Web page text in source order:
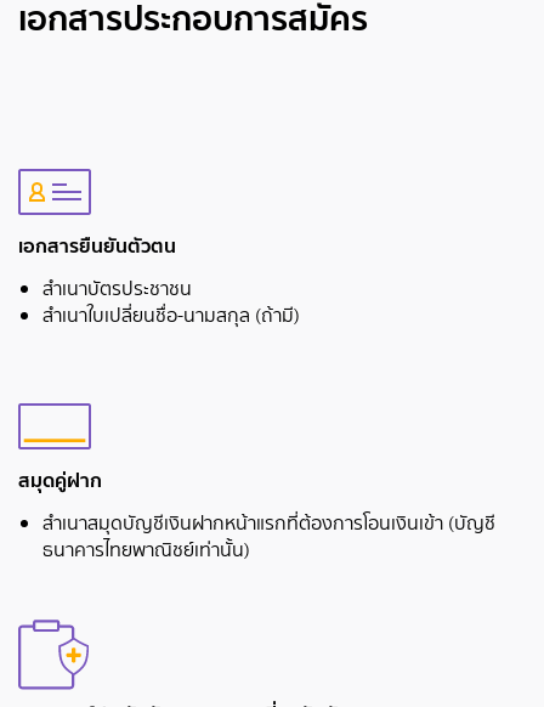
เอกสารประกอบการสมัคร
เอกสารยืนยันตัวตน
สำเนาบัตรประชาชน
สำเนาใบเปลี่ยนชื่อ-นามสกุล (ถ้ามี)
สมุดคู่ฝาก
สำเนาสมุดบัญชีเงินฝากหน้าแรกที่ต้องการโอนเงินเข้า (บัญชี
ธนาคารไทยพาณิชย์เท่านั้น)